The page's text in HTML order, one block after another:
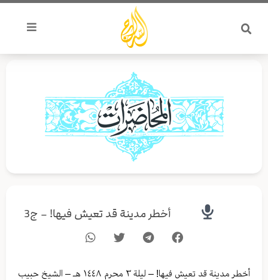
تخطي
المحتوى
أخطر مدينة قد تعيش فيها! – ج3
أخطر مدينة قد تعيش فيها! – ليلة ٣ محرم ١٤٤٨ هـ – الشيخ حبيب